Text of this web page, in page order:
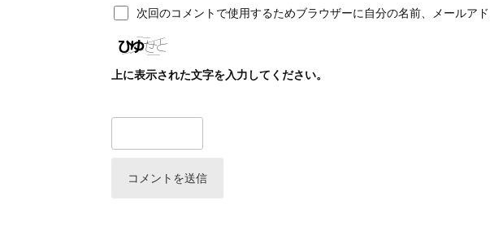
次回のコメントで使用するためブラウザーに自分の名前、メールアド
上に表示された文字を入力してください。